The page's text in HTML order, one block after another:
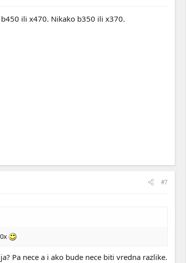
ili x470. Nikako b350 ili x370.
#7
Pa nece a i ako bude nece biti vredna razlike.